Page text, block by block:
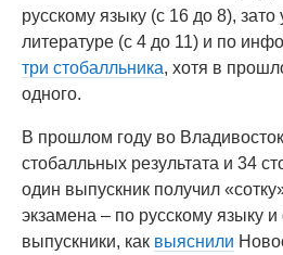
русскому языку (с 16 до 8),
литературе (с 4 до 11) и по
три стобалльника, хотя в
одного.
В прошлом году во
стобалльных результата и 34
один выпускник получил
экзамена – по русскому языку
выпускники, как выяснили